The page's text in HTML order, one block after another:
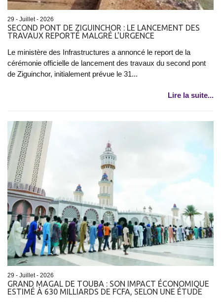
29 - Juillet - 2026
SECOND PONT DE ZIGUINCHOR : LE LANCEMENT DES
TRAVAUX REPORTÉ MALGRÉ L'URGENCE
Le ministère des Infrastructures a annoncé le report de la
cérémonie officielle de lancement des travaux du second pont
de Ziguinchor, initialement prévue le 31...
Lire la suite...
29 - Juillet - 2026
GRAND MAGAL DE TOUBA : SON IMPACT ÉCONOMIQUE
ESTIMÉ À 630 MILLIARDS DE FCFA, SELON UNE ÉTUDE